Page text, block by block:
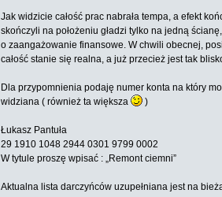
Jak widzicie całość prac nabrała tempa, a efekt
skończyli na położeniu gładzi tylko na jedną
o zaangażowanie finansowe. W chwili obecnej,
całość stanie się realna, a już przecież jest tak
Dla przypomnienia podaję numer konta na który
widziana ( również ta większa
)
Łukasz Pantuła
29 1910 1048 2944 0301 9799 0002
W tytule proszę wpisać : „Remont ciemni”
Aktualna lista darczyńców uzupełniana jest na